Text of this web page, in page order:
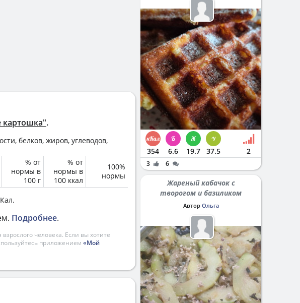
.
белков, жиров, углеводов,
% от
нормы в
100 г
% от
нормы в
100 ккал
100%
нормы
Подробнее.
человека. Если вы хотите
приложением «Мой
354 6.6 19.7 37.5 2
3 6
Жареный кабачок с
творогом и базиликом
Автор Ольга